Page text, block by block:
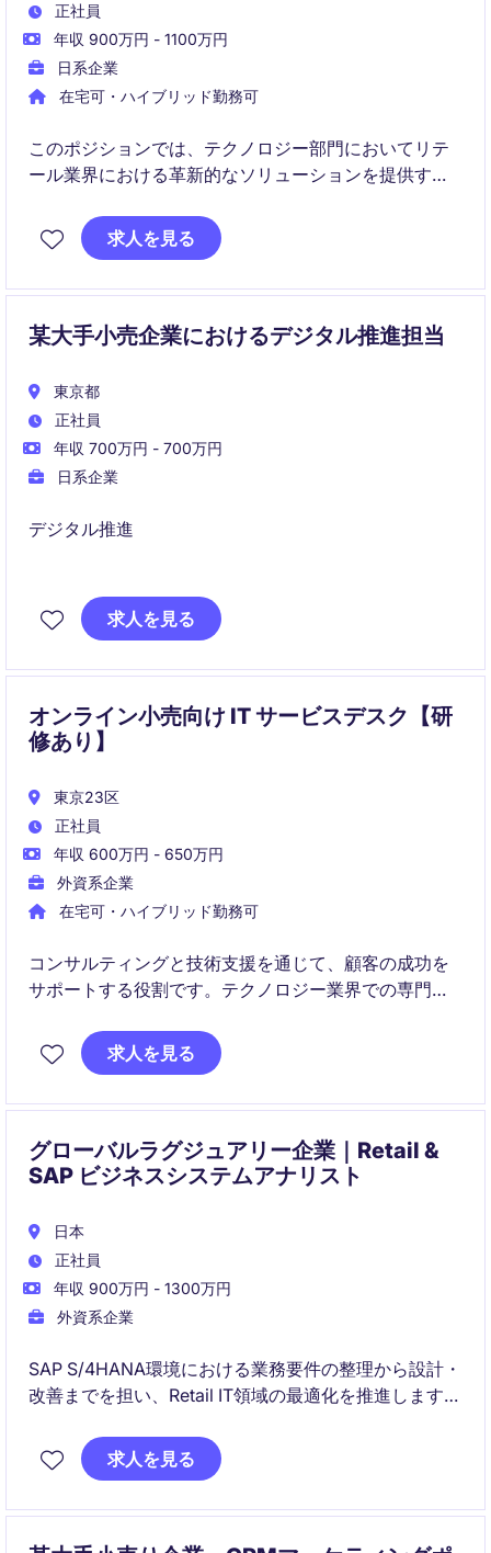
正社員
年収 900万円 - 1100万円
日系企業
在宅可・ハイブリッド勤務可
このポジションでは、テクノロジー部門においてリテ
ール業界における革新的なソリューションを提供する
求人を見る
某大手小売企業におけるデジタル推進担当
東京都
正社員
年収 700万円 - 700万円
日系企業
デジタル推進
求人を見る
オンライン小売向け IT サービスデスク【研
修あり】
東京23区
正社員
年収 600万円 - 650万円
外資系企業
在宅可・ハイブリッド勤務可
コンサルティングと技術支援を通じて、顧客の成功を
サポートする役割です。テクノロジー業界での専門知
献します。求人を見る
グローバルラグジュアリー企業｜Retail &
SAP ビジネスシステムアナリスト
日本
正社員
年収 900万円 - 1300万円
外資系企業
SAP S/4HANA環境における業務要件の整理から設計・
改善までを担い、Retail IT領域の最適化を推進します。
改善プロジェクトの成功に貢献します。
求人を見る